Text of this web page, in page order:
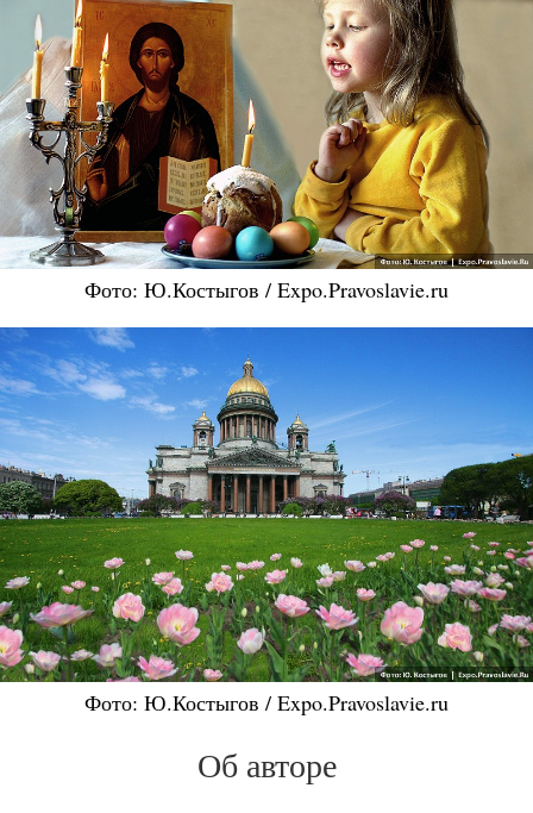
Фото: Ю.Костыгов / Expo.Pravoslavie.ru
Фото: Ю.Костыгов / Expo.Pravoslavie.ru
Об авторе